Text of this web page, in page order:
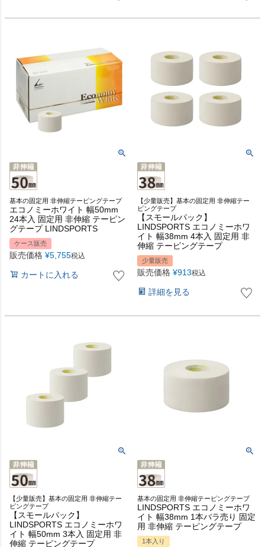
基本の固定用 非伸縮テーピングテープ
エコノミーホワイト 幅50mm
24本入 固定用 非伸縮 テーピン
グテープ LINDSPORTS
ケース販売
販売価格 ¥5,755税込
カートに入れる
【少量販売】基本の固定用 非伸縮テー
ピングテープ
【スモールパック】
LINDSPORTS エコノミーホワ
イト 幅38mm 4本入 固定用 非
伸縮 テーピングテープ
少量販売
販売価格 ¥913税込
詳細を見る
【少量販売】基本の固定用 非伸縮テー
ピングテープ
【スモールパック】
LINDSPORTS エコノミーホワ
イト 幅50mm 3本入 固定用 非
伸縮 テーピングテープ
基本の固定用 非伸縮テーピングテープ
LINDSPORTS エコノミーホワ
イト 幅38mm 1本バラ売り 固定
用 非伸縮 テーピングテープ
1本入り